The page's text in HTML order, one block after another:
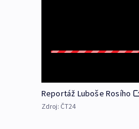
Reportáž Luboše Rosího
Zdroj: ČT24